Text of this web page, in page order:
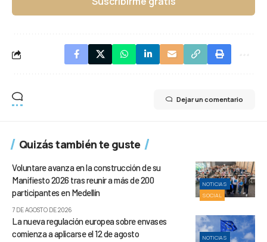
Dejar un comentario
Quizás también te guste
NOTICIAS
SOCIAL
Voluntare avanza en la construcción de su
Manifiesto 2026 tras reunir a más de 200
participantes en Medellín
7 DE AGOSTO DE 2026
NOTICIAS
La nueva regulación europea sobre envases
comienza a aplicarse el 12 de agosto